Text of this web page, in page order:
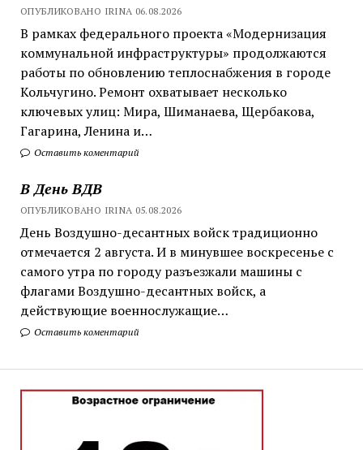
ОПУБЛИКОВАНО IRINA 06.08.2026
В рамках федерального проекта «Модернизация
коммунальной инфраструктуры» продолжаются
работы по обновлению теплоснабжения в городе
Кольчугино. Ремонт охватывает несколько
ключевых улиц: Мира, Шиманаева, Щербакова,
Гагарина, Ленина и…
Оставить коментарий
В День ВДВ
ОПУБЛИКОВАНО IRINA 05.08.2026
День Воздушно-десантных войск традиционно
отмечается 2 августа. И в минувшее воскресенье с
самого утра по городу разъезжали машины с
флагами Воздушно-десантных войск, а
действующие военнослужащие…
Оставить коментарий